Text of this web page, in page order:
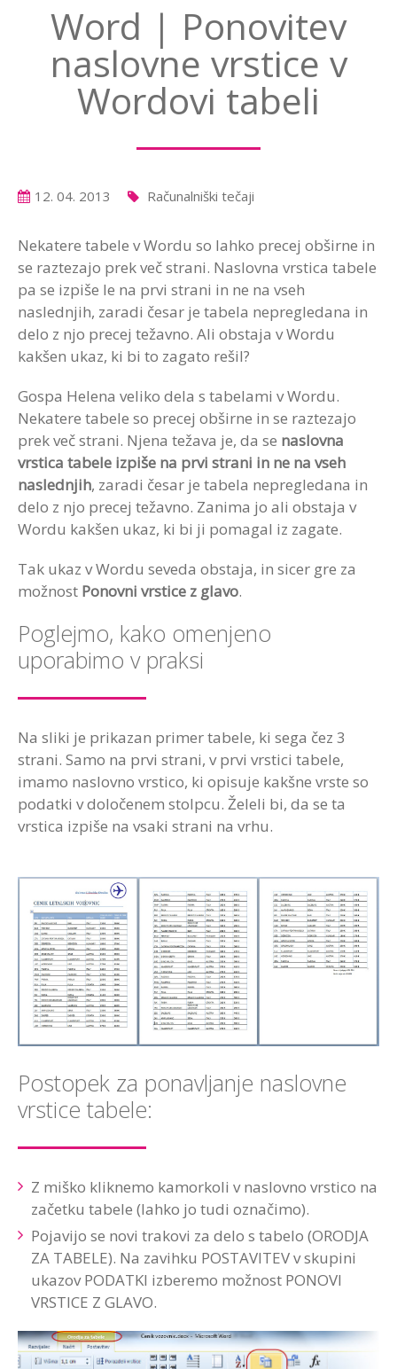
Word | Ponovitev
naslovne vrstice v
Wordovi tabeli
12. 04. 2013 Računalniški tečaji
Nekatere tabele v Wordu so lahko precej obširne in
se raztezajo prek več strani. Naslovna vrstica tabele
pa se izpiše le na prvi strani in ne na vseh
naslednjih, zaradi česar je tabela nepregledana in
delo z njo precej težavno. Ali obstaja v Wordu
kakšen ukaz, ki bi to zagato rešil?
Gospa Helena veliko dela s tabelami v Wordu.
Nekatere tabele so precej obširne in se raztezajo
prek več strani. Njena težava je, da se naslovna
vrstica tabele izpiše na prvi strani in ne na vseh
naslednjih, zaradi česar je tabela nepregledana in
delo z njo precej težavno. Zanima jo ali obstaja v
Wordu kakšen ukaz, ki bi ji pomagal iz zagate.
Tak ukaz v Wordu seveda obstaja, in sicer gre za
možnost Ponovni vrstice z glavo.
Poglejmo, kako omenjeno
uporabimo v praksi
Na sliki je prikazan primer tabele, ki sega čez 3
strani. Samo na prvi strani, v prvi vrstici tabele,
imamo naslovno vrstico, ki opisuje kakšne vrste so
podatki v določenem stolpcu. Želeli bi, da se ta
vrstica izpiše na vsaki strani na vrhu.
Postopek za ponavljanje naslovne
vrstice tabele:
Z miško kliknemo kamorkoli v naslovno vrstico na
začetku tabele (lahko jo tudi označimo).
Pojavijo se novi trakovi za delo s tabelo (ORODJA
ZA TABELE). Na zavihku POSTAVITEV v skupini
ukazov PODATKI izberemo možnost PONOVI
VRSTICE Z GLAVO.